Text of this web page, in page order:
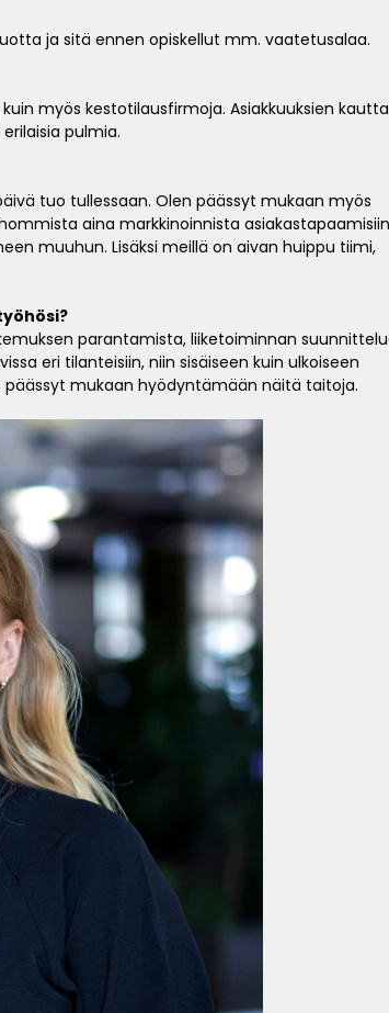
ja sitä ennen opiskellut mm. vaatetusalaa.
myös kestotilausfirmoja. Asiakkuuksien kautta
pulmia.
tuo tullessaan. Olen päässyt mukaan myös
aina markkinoinnista
muuhun. Lisäksi meillä on aivan huippu tiimi,
parantamista, liiketoiminnan
eri tilanteisiin, niin sisäiseen kuin ulkoiseen
päässyt mukaan hyödyntämään näitä taitoja.